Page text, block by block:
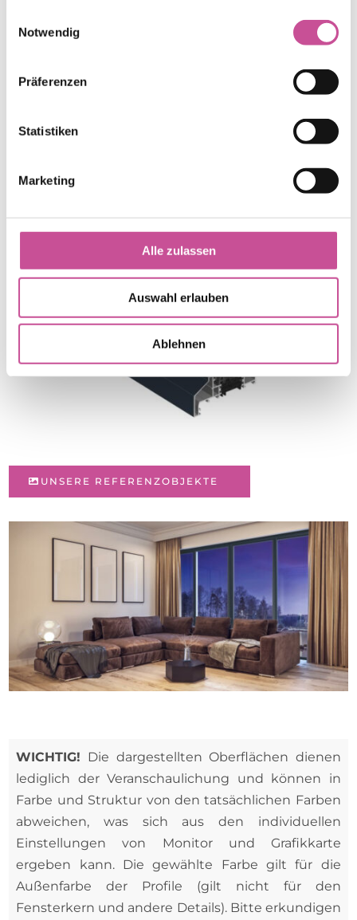
Notwendig
Präferenzen
Statistiken
Marketing
Alle zulassen
Auswahl erlauben
Ablehnen
UNSERE REFERENZOBJEKTE
WICHTIG! Die dargestellten Oberflächen dienen
lediglich der Veranschaulichung und können in
Farbe und Struktur von den tatsächlichen Farben
abweichen, was sich aus den individuellen
Einstellungen von Monitor und Grafikkarte
ergeben kann. Die gewählte Farbe gilt für die
Außenfarbe der Profile (gilt nicht für den
Fensterkern und andere Details). Bitte erkundigen